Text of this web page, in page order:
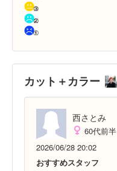
カット＋カラー
西さとみ
60代前半
2026/06/28 20:02
おすすめスタッフ